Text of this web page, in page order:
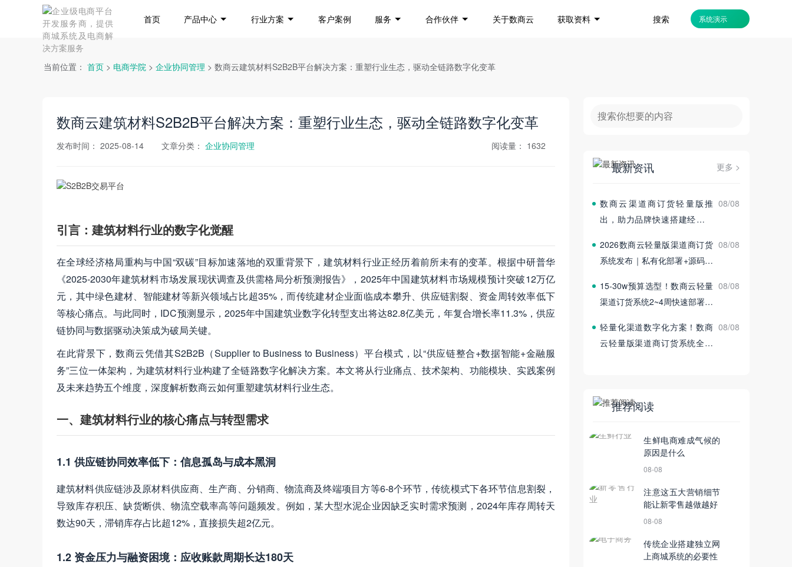
首页 产品中心 行业方案 客户案例 服务 合作伙伴 关于数商云 获取资料 搜索 系统演示
当前位置： 首页 > 电商学院 > 企业协同管理 > 数商云建筑材料S2B2B平台解决方案：重塑行业生态，驱动全链路数字化变革
数商云建筑材料S2B2B平台解决方案：重塑行业生态，驱动全链路数字化变革
发布时间： 2025-08-14 文章分类： 企业协同管理 阅读量： 1632
引言：建筑材料行业的数字化觉醒
在全球经济格局重构与中国“双碳”目标加速落地的双重背景下，建筑材料行业正经历着前所未有的变革。根据中研普华
《2025-2030年建筑材料市场发展现状调查及供需格局分析预测报告》，2025年中国建筑材料市场规模预计突破12万亿
元，其中绿色建材、智能建材等新兴领域占比超35%，而传统建材企业面临成本攀升、供应链割裂、资金周转效率低下
等核心痛点。与此同时，IDC预测显示，2025年中国建筑业数字化转型支出将达82.8亿美元，年复合增长率11.3%，供应
链协同与数据驱动决策成为破局关键。
在此背景下，数商云凭借其S2B2B（Supplier to Business to Business）平台模式，以“供应链整合+数据智能+金融服
务”三位一体架构，为建筑材料行业构建了全链路数字化解决方案。本文将从行业痛点、技术架构、功能模块、实践案例
及未来趋势五个维度，深度解析数商云如何重塑建筑材料行业生态。
一、建筑材料行业的核心痛点与转型需求
1.1 供应链协同效率低下：信息孤岛与成本黑洞
建筑材料供应链涉及原材料供应商、生产商、分销商、物流商及终端项目方等6-8个环节，传统模式下各环节信息割裂，
导致库存积压、缺货断供、物流空载率高等问题频发。例如，某大型水泥企业因缺乏实时需求预测，2024年库存周转天
数达90天，滞销库存占比超12%，直接损失超2亿元。
1.2 资金压力与融资困境：应收账款周期长达180天
最新资讯 更多 >
数商云渠道商订货轻量版推
出，助力品牌快速搭建经销商
08/08
2026数商云轻量版渠道商订货
系统发布｜私有化部署+源码交
08/08
15‑30w预算选型！数商云轻量
渠道订货系统2~4周快速部署上
08/08
轻量化渠道数字化方案！数商
云轻量版渠道商订货系统全新
08/08
推荐阅读
生鲜电商难成气候的
原因是什么
08-08
注意这五大营销细节
能让新零售越做越好
08-08
传统企业搭建独立网
上商城系统的必要性